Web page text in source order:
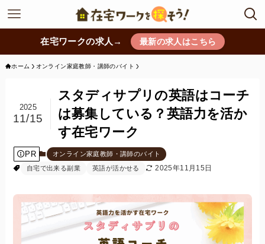
在宅ワークの求人→ 最新の求人はこちら
ホーム オンライン家庭教師・講師のバイト
スタディサプリの英語はコーチ
は募集している？英語力を活か
す在宅ワーク
2025
11/15
PR
オンライン家庭教師・講師のバイト
自宅で出来る副業
英語が活かせる 2025年11月15日